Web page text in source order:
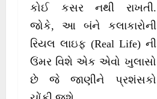
કોઈ કસર નથી રાખતી.
જોકે, આ બંને કલાકારોની
રિયલ લાઇફ (Real Life) ની
ઉંમર વિશે એક એવો ખુલાસો
છે જે જાણીને પ્રશંસકો